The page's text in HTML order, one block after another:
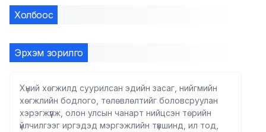
Холбоос
Эрхэм зорилго
Хүний хөгжилд суурилсан эдийн засаг, нийгмийн
хөгжлийн бодлого, төлөвлөлтийг боловсруулан
хэрэгжүүлж, олон улсын чанарт нийцсэн төрийн
үйлчилгээг иргэдэд мэргэжлийн түвшинд, ил тод,